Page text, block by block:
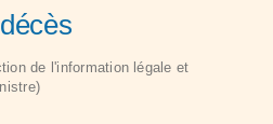
de l'information légale et